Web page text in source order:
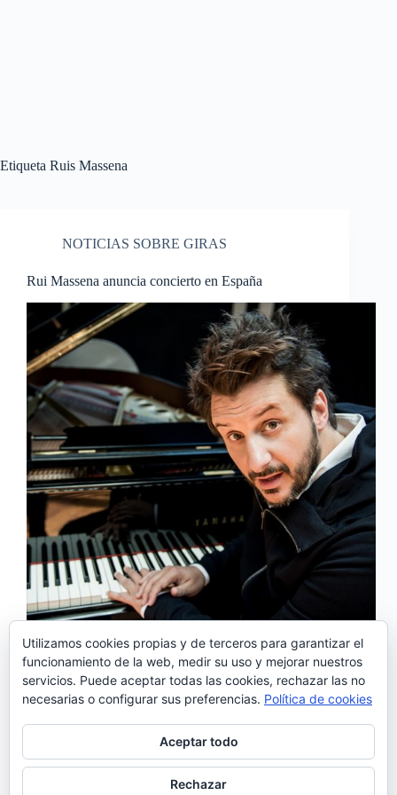
Etiqueta Ruis Massena
NOTICIAS SOBRE GIRAS
Rui Massena anuncia concierto en España
El virtuoso maestro portugués Rui Massena, visitará
nuestro país el próximo mes. Previamente serán
publicados de manera conjunta sus dos 2 primeros
trabajos en solitario como pianista y compositor,
“Solo” y “Ensemble” . La fecha prevista del
lanzamiento en España es el 12…
Noemí Sánchez
06/04/2017
1 comentario
Utilizamos cookies propias y de terceros para garantizar el
funcionamiento de la web, medir su uso y mejorar nuestros
servicios. Puede aceptar todas las cookies, rechazar las no
necesarias o configurar sus preferencias. Política de cookies
Aceptar todo
Rechazar